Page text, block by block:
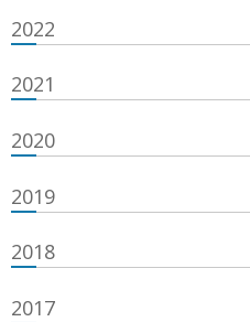
2022
2021
2020
2019
2018
2017